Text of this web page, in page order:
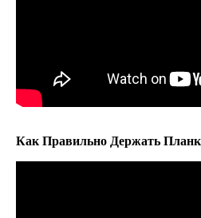
Как Правильно Держать